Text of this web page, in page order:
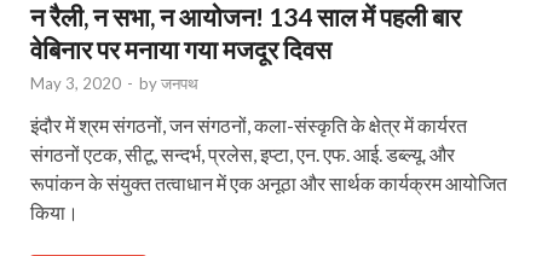
न रैली, न सभा, न आयोजन! 134 साल में पहली बार
वेबिनार पर मनाया गया मजदूर दिवस
May 3, 2020 - byजनपथ
इंदौर में श्रम संगठनों, जन संगठनों, कला-संस्कृति के क्षेत्र में कार्यरत
संगठनों एटक, सीटू, सन्दर्भ, प्रलेस, इप्टा, एन. एफ. आई. डब्ल्यू. और
रूपांकन के संयुक्त तत्वाधान में एक अनूठा और सार्थक कार्यक्रम आयोजित
किया।